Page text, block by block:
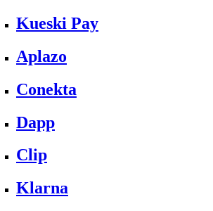
Kueski Pay
Aplazo
Conekta
Dapp
Clip
Klarna